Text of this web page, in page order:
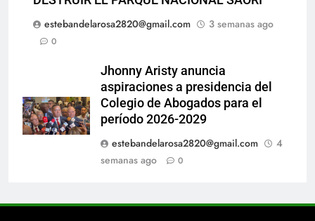
estebandelarosa2820@gmail.com
3 semanas ago
0
Jhonny Aristy anuncia
aspiraciones a presidencia del
Colegio de Abogados para el
período 2026-2029
estebandelarosa2820@gmail.com
4
semanas ago
0